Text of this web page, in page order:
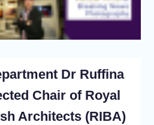
Dr Ruffina
Chair of Royal
Architects (RIBA)